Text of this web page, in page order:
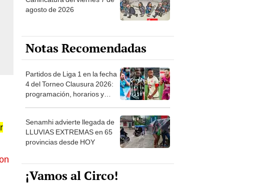
Notas Recomendadas
4 del Torneo Clausura 2026:
programación, horarios y
dónde ver
LLUVIAS EXTREMAS en 65
provincias desde HOY
¡Vamos al Circo!